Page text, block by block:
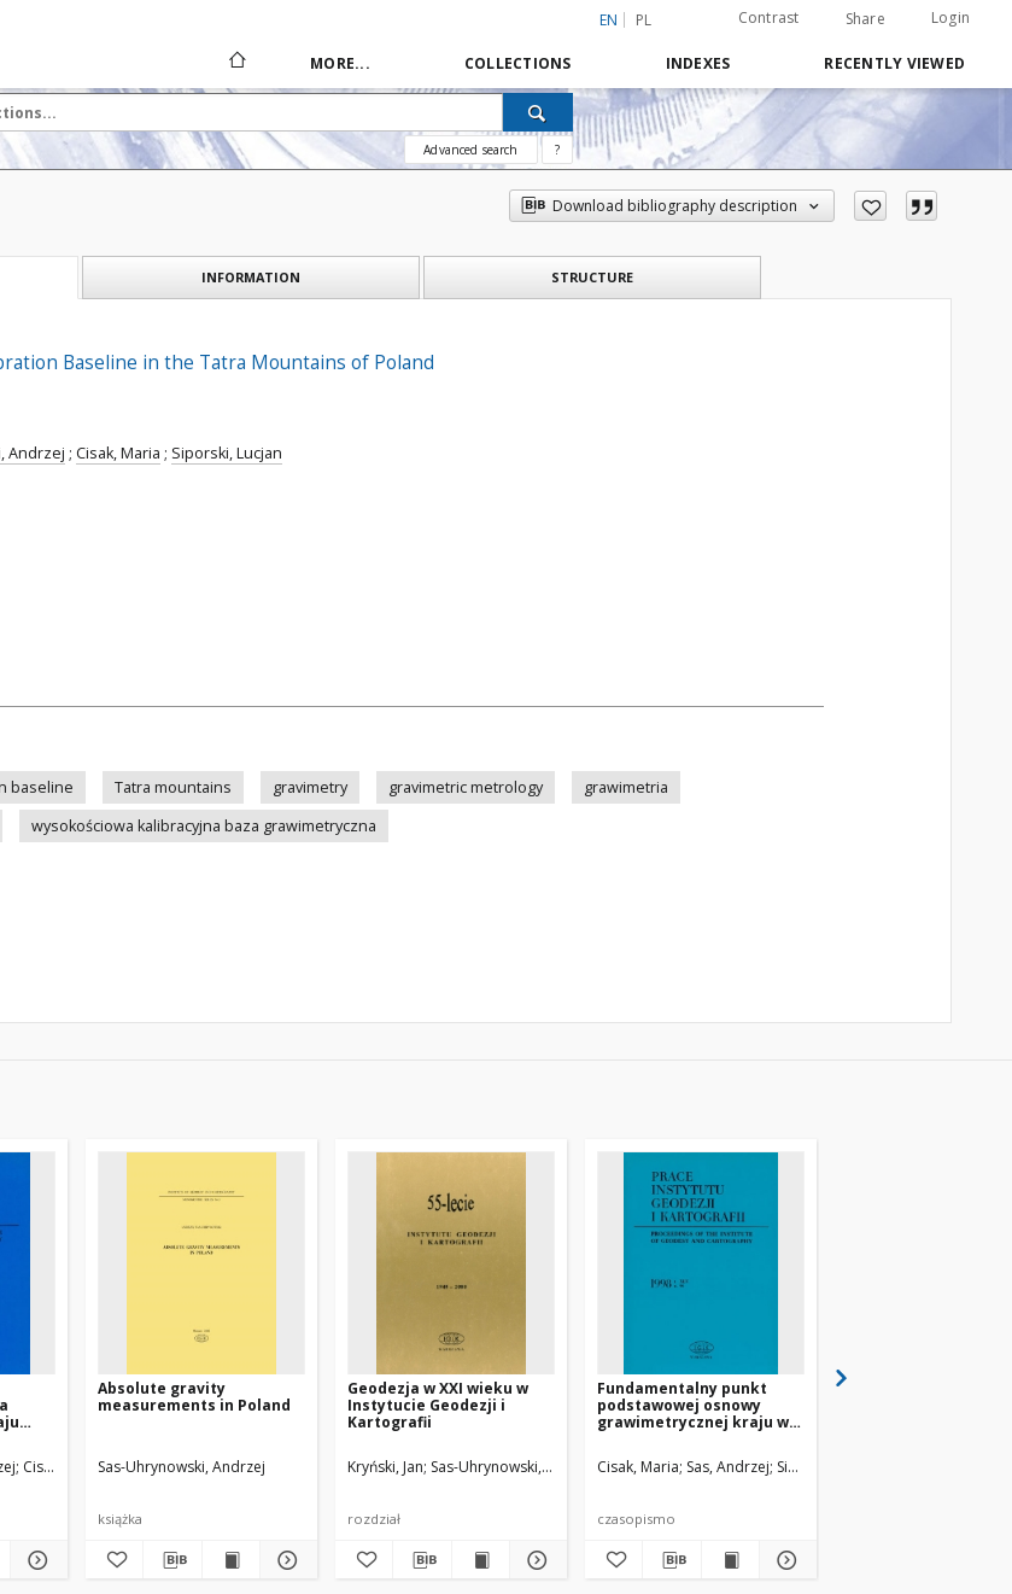
EN PL Contrast Share Login
MORE... COLLECTIONS INDEXES RECENTLY VIEWED
Advanced search ?
Download bibliography description
INFORMATION STRUCTURE
Baseline in the Tatra Mountains of Poland
Andrzej ; Cisak, Maria ; Siporski, Lucjan
baseline
Tatra mountains gravimetry gravimetric metrology
grawimetria
wysokościowa kalibracyjna baza grawimetryczna
Cisak, Maria Sas, Andrzej Siporski, Lucjan
Absolute gravity
measurements in Poland
Sas-Uhrynowski, Andrzej
książka
Geodezja w XXI wieku w
Instytucie Geodezji i
Kartografii
Kryński, Jan Sas-Uhrynowski, Andrzej
rozdział
Fundamentalny punkt
podstawowej osnowy
grawimetrycznej kraju w
Cisak, Maria Sas, Andrzej Siporski, Lucjan
czasopismo